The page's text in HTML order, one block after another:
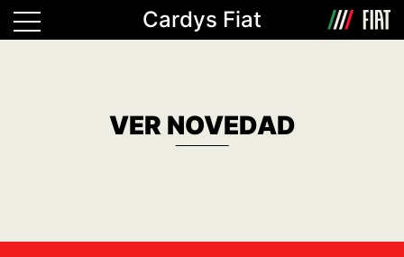
Cardys Fiat
VER NOVEDAD